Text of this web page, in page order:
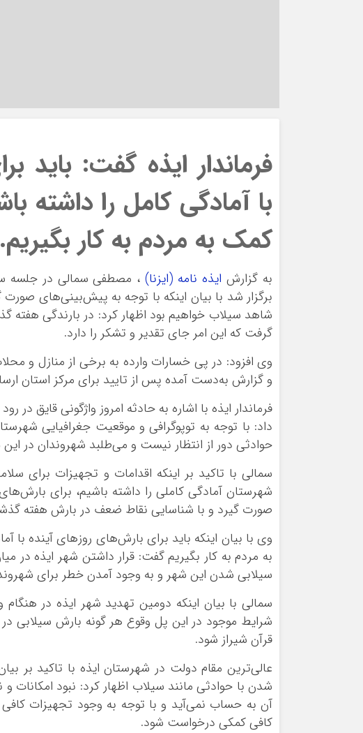
فرماندار ایذه گفت: باید
با آمادگی کامل را داشته
کمک به مردم به کار بگیریم.
به گزارش ایذه نامه (ایزنا)، مصطفی سمالی
برگزار شد با بیان اینکه با توجه به پیش‌بینی‌های
شاهد سیلاب خواهیم بود اظهار کرد: در بارندگی
گرفت که این امر جای تقدیر و تشکر را دارد.
وی افزود: در پی خسارات وارده به برخی از منازل و
و گزارش به‌دست آمده پس از تایید برای مرکز استان
داد: با توجه به توپوگرافی و موقعیت جغرافیایی
حوادثی دور از انتظار نیست و می‌طلبد شهروندان در این
سمالی با تاکید بر اینکه اقدامات و تجهیزات برای
شهرستان آمادگی کاملی را داشته باشیم، برای
صورت گیرد و با شناسایی نقاط ضعف در بارش هفته
وی با بیان اینکه باید برای بارش‌های روزهای آینده با
به مردم به کار بگیریم گفت: قرار داشتن شهر ایذه در
سیلابی شدن این شهر و به وجود آمدن خطر برای
سمالیبا بیان اینکه دومین تهدید شهر ایذه در
شرایط موجود در این پل وقوع هر گونه بارش سیلابی در
قرآن شیراز شود.
عالی‌ترین مقام دولت در شهرستان ایذه با تاکید بر
شدن با حوادثی مانند سیلاب اظهار کرد: نبود
آن به حساب نمی‌آید و با توجه به وجود تجهیزات کافی
کافی کمکی درخواست شود.